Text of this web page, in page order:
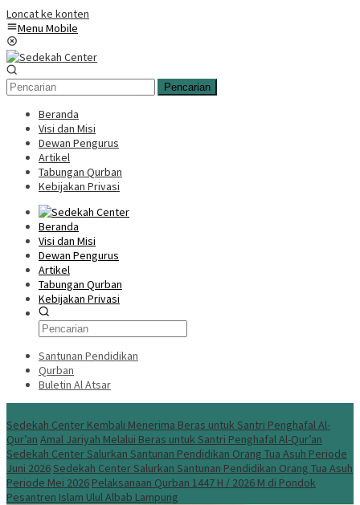
Loncat ke konten
Menu Mobile
Pencarian
Beranda
Visi dan Misi
Dewan Pengurus
Artikel
Tabungan Qurban
Kebijakan Privasi
Beranda
Visi dan Misi
Dewan Pengurus
Artikel
Tabungan Qurban
Kebijakan Privasi
Santunan Pendidikan
Qurban
Buletin Al Atsar
Sedekah Center Kembali Menerima Beras untuk Santri Penghafal Al-
Qur’an Amal Jariyah Melalui Beras untuk Santri Penghafal Al-Qur’an
Sedekah Center Salurkan Santunan Pendidikan Orang Tua Asuh Periode
Juni 2026Sedekah Center Salurkan Santunan Pendidikan Orang Tua Asuh
Periode Mei 2026 Pelaksanaan Qurban 1447 H / 2026 M di Pondok
Pesantren Islam Ulul Albab Lampung